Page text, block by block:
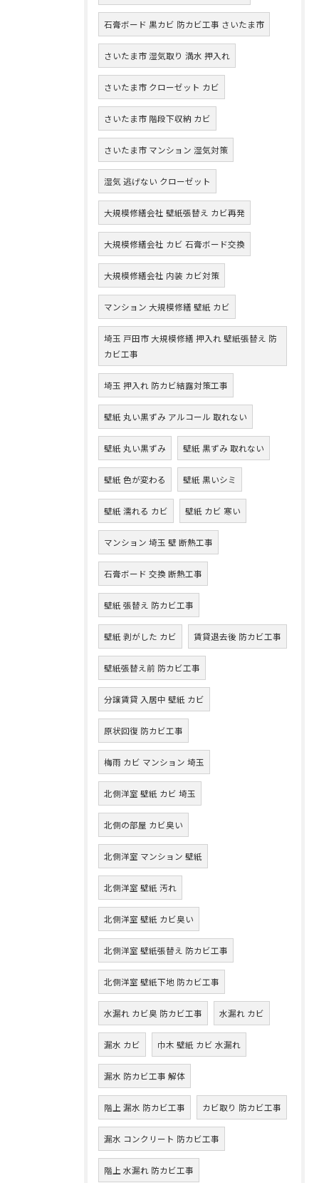
石膏ボード 黒カビ 防カビ工事 さいたま市
さいたま市 湿気取り 満水 押入れ
さいたま市 クローゼット カビ
さいたま市 階段下収納 カビ
さいたま市 マンション 湿気対策
湿気 逃げない クローゼット
大規模修繕会社 壁紙張替え カビ再発
大規模修繕会社 カビ 石膏ボード交換
大規模修繕会社 内装 カビ対策
マンション 大規模修繕 壁紙 カビ
埼玉 戸田市 大規模修繕 押入れ 壁紙張替え 防
カビ工事
埼玉 押入れ 防カビ結露対策工事
壁紙 丸い黒ずみ アルコール 取れない
壁紙 丸い黒ずみ 壁紙 黒ずみ 取れない
壁紙 色が変わる 壁紙 黒いシミ
壁紙 濡れる カビ 壁紙 カビ 寒い
マンション 埼玉 壁 断熱工事
石膏ボード 交換 断熱工事
壁紙 張替え 防カビ工事
壁紙 剥がした カビ 賃貸退去後 防カビ工事
壁紙張替え前 防カビ工事
分譲賃貸 入居中 壁紙 カビ
原状回復 防カビ工事
梅雨 カビ マンション 埼玉
北側洋室 壁紙 カビ 埼玉
北側の部屋 カビ臭い
北側洋室 マンション 壁紙
北側洋室 壁紙 汚れ
北側洋室 壁紙 カビ臭い
北側洋室 壁紙張替え 防カビ工事
北側洋室 壁紙下地 防カビ工事
水漏れ カビ臭 防カビ工事 水漏れ カビ
漏水 カビ 巾木 壁紙 カビ 水漏れ
漏水 防カビ工事 解体
階上 漏水 防カビ工事 カビ取り 防カビ工事
漏水 コンクリート 防カビ工事
階上 水漏れ 防カビ工事